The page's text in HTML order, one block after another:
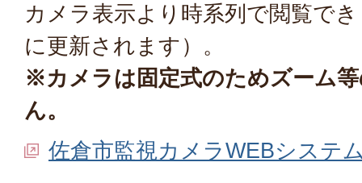
カメラ表示より時系列で閲覧で
に更新されます）。
※カメラは固定式のためズーム
ん。
佐倉市監視カメラWEBシステ